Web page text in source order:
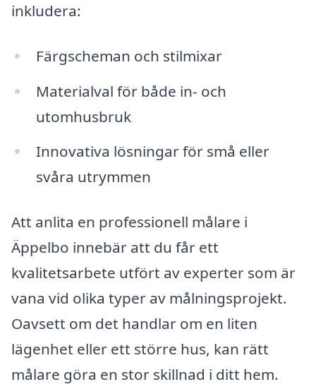
inkludera:
Färgscheman och stilmixar
Materialval för både in- och
utomhusbruk
Innovativa lösningar för små eller
svåra utrymmen
Att anlita en professionell målare i
Äppelbo innebär att du får ett
kvalitetsarbete utfört av experter som är
vana vid olika typer av målningsprojekt.
Oavsett om det handlar om en liten
lägenhet eller ett större hus, kan rätt
målare göra en stor skillnad i ditt hem.